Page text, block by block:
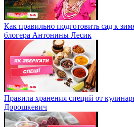
Как правильно подготовить сад к
блогера Антонины Лесик
Правила хранения специй от
Дорошкевич